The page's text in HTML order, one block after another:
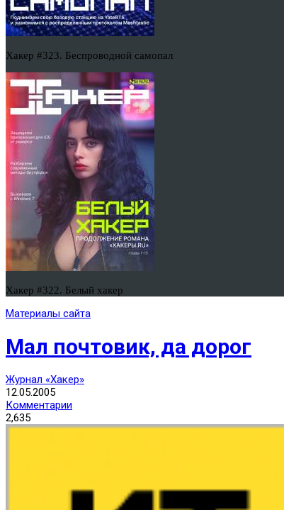
Хакер #323. Беспроводной самопал
Хакер #322. Белый хакер
Материалы сайта
Мал почтовик, да дорог
Журнал «Хакер»
12.05.2005
Комментарии
2,635